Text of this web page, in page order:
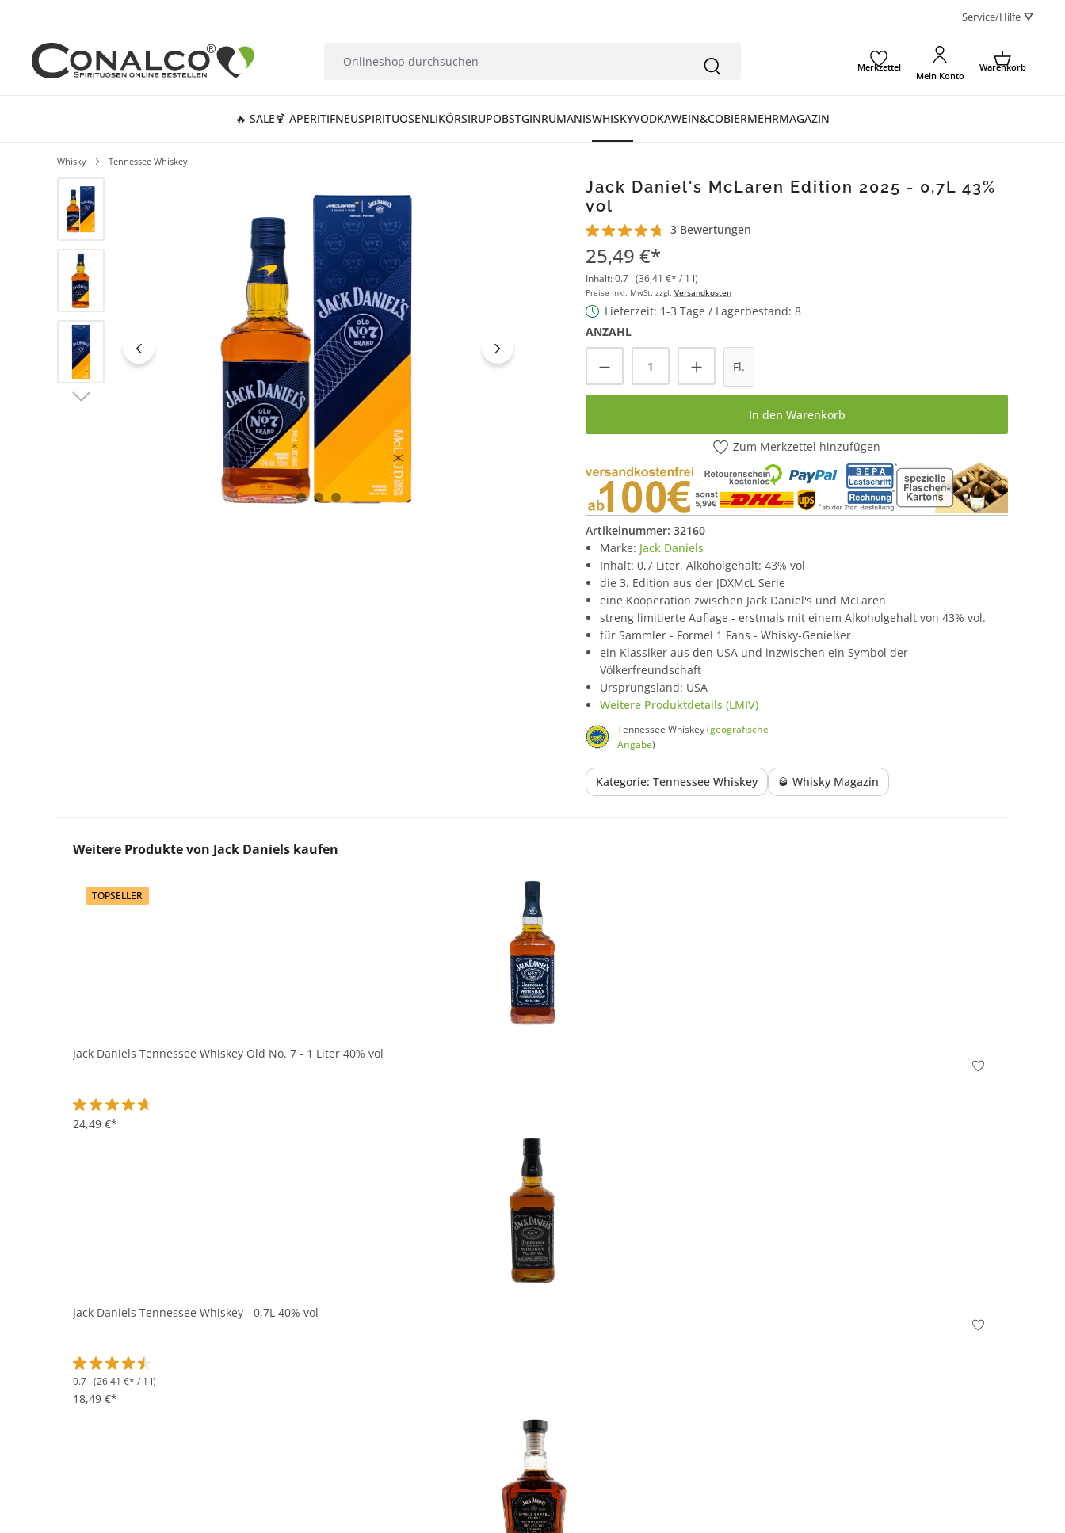
Service/Hilfe ⛛
Merkzettel
Mein Konto
Warenkorb
🔥 SALE🍹 APERITIFNEUSPIRITUOSENLIKÖRSIRUPOBSTGINRUMANISWHISKYVODKAWEIN&COBIERMEHRMAGAZIN
Whisky Tennessee Whiskey
Bildergalerie überspringen
Jack Daniel's McLaren Edition 2025 - 0,7L 43%
vol
Durchschnittliche Bewertung von 4.6 von 5 Sternen
3 Bewertungen
25,49 €*
Inhalt:0.7 l (36,41 €* / 1 l)
Preise inkl. MwSt. zzgl. Versandkosten
Lieferzeit: 1-3 Tage / Lagerbestand: 8
ANZAHL
Produkt Anzahl: Gib den gewünschten Wert ein
Fl.
In den Warenkorb
Zum Merkzettel hinzufügen
Artikelnummer: 32160
Marke: Jack Daniels
Inhalt: 0,7 Liter, Alkoholgehalt: 43% vol
die 3. Edition aus der JDXMcL Serie
eine Kooperation zwischen Jack Daniel's und McLaren
streng limitierte Auflage - erstmals mit einem Alkoholgehalt von 43% vol.
für Sammler - Formel 1 Fans - Whisky-Genießer
ein Klassiker aus den USA und inzwischen ein Symbol der
Völkerfreundschaft
Ursprungsland: USA
Weitere Produktdetails (LMIV)
Tennessee Whiskey (geografische
Angabe)
Kategorie: Tennessee Whiskey 🥃 Whisky Magazin
Produktgalerie überspringen
Weitere Produkte von Jack Daniels kaufen
TOPSELLER
Jack Daniels Tennessee Whiskey Old No. 7 - 1 Liter 40% vol
Durchschnittliche Bewertung von 4.6 von 5 Sternen
24,49 €*
In den Korb
Jack Daniels Tennessee Whiskey - 0,7L 40% vol
Durchschnittliche Bewertung von 4.6 von 5 Sternen
0.7 l (26,41 €* / 1 l)
18,49 €*
In den Korb